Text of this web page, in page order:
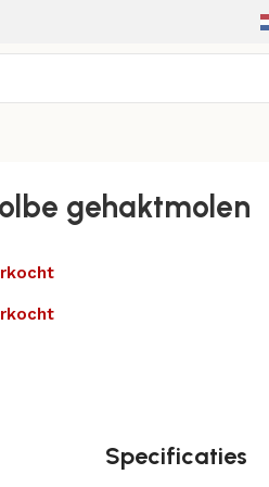
gehaktmolen
Specificaties